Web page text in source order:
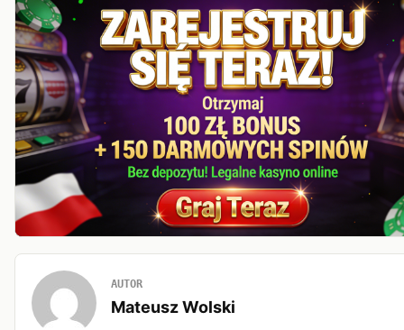
AUTOR
Mateusz Wolski